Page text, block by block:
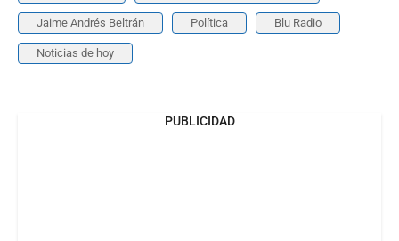
Jaime Andrés Beltrán Política Blu Radio
Noticias de hoy
PUBLICIDAD